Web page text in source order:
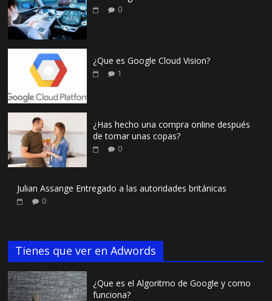
0
¿Que es Google Cloud Vision?
1
¿Has hecho una compra online después
de tomar unas copas?
0
Julian Assange Entregado a las autoridades británicas
0
Tienes que ver en Adwords
¿Que es el Algoritmo de Google y como
funciona?